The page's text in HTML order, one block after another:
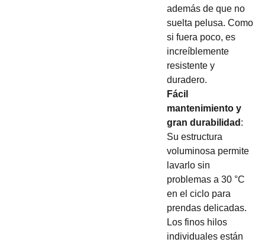
además de que no
suelta pelusa. Como
si fuera poco, es
increíblemente
resistente y
duradero.
Fácil
mantenimiento y
gran durabilidad :
Su estructura
voluminosa permite
lavarlo sin
problemas a 30 °C
en el ciclo para
prendas delicadas.
Los finos hilos
individuales están